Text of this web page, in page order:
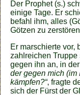
Der Prophet (s.)
einige Tage. Er
befahl ihm, alles
Götzen zu
Er marschierte vor,
zahlreichen
gegen ihn an, in
der gegen mich (im
kämpfen?“, fragte
sich der Fürst der